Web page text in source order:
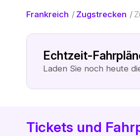
Frankreich / Zugstrecken /
Echtzeit-
Laden Sie noch heute
Tickets und